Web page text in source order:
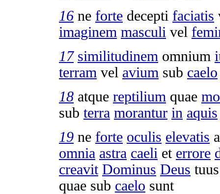
16 ne forte decepti faciatis
imaginem masculi vel
17 similitudinem omnium
terram vel avium sub caelo
18 atque reptilium quae
sub terra morantur in aquis
19 ne forte oculis elevatis
omnia astra caeli et errore
creavit Dominus Deus
quae sub caelo sunt